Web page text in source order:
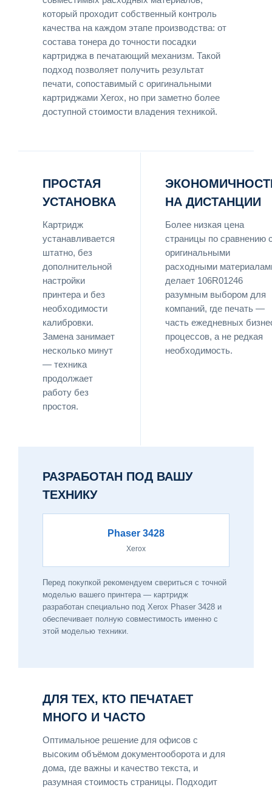
который проходит собственный контроль
качества на каждом этапе производства: от
состава тонера до точности посадки
картриджа в печатающий механизм. Такой
подход позволяет получить результат
печати, сопоставимый с оригинальными
картриджами Xerox, но при заметно более
доступной стоимости владения техникой.
ПРОСТАЯ
УСТАНОВКА
Картридж
устанавливается
штатно, без
дополнительной
настройки
принтера и без
необходимости
калибровки.
Замена занимает
несколько минут
— техника
продолжает
работу без
простоя.
НА ДИСТАНЦИИ
Более низкая цена
страницы по сравнению
оригинальными
расходными
делает 106R01246
разумным выбором для
компаний, где печать —
часть ежедневных
процессов, а не редкая
необходимость.
РАЗРАБОТАН ПОД ВАШУ
ТЕХНИКУ
Phaser 3428
Xerox
Перед покупкой рекомендуем свериться с точной
моделью вашего принтера — картридж
разработан специально под Xerox Phaser 3428 и
обеспечивает полную совместимость именно с
этой моделью техники.
ДЛЯ ТЕХ, КТО ПЕЧАТАЕТ
МНОГО И ЧАСТО
Оптимальное решение для офисов с
высоким объёмом документооборота и для
дома, где важны и качество текста, и
разумная стоимость страницы. Подходит